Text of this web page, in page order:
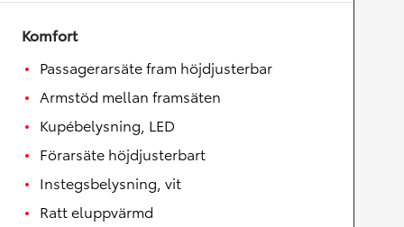
Komfort
Passagerarsäte fram höjdjusterbar
Armstöd mellan framsäten
Kupébelysning, LED
Förarsäte höjdjusterbart
Instegsbelysning, vit
Ratt eluppvärmd